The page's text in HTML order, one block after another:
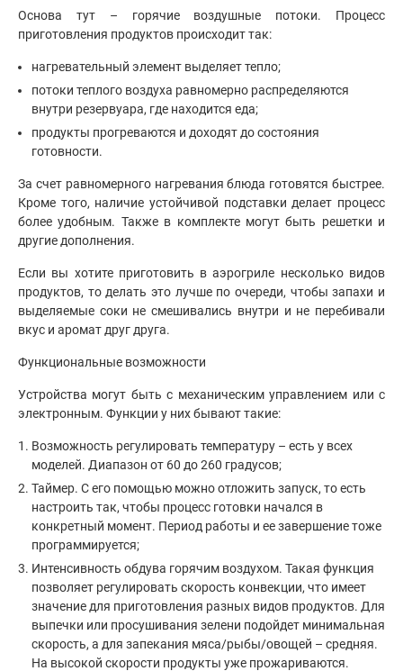
Основа тут – горячие воздушные потоки. Процесс
приготовления продуктов происходит так:
нагревательный элемент выделяет тепло;
потоки теплого воздуха равномерно распределяются
внутри резервуара, где находится еда;
продукты прогреваются и доходят до состояния
готовности.
За счет равномерного нагревания блюда готовятся быстрее.
Кроме того, наличие устойчивой подставки делает процесс
более удобным. Также в комплекте могут быть решетки и
другие дополнения.
Если вы хотите приготовить в аэрогриле несколько видов
продуктов, то делать это лучше по очереди, чтобы запахи и
выделяемые соки не смешивались внутри и не перебивали
вкус и аромат друг друга.
Функциональные возможности
Устройства могут быть с механическим управлением или с
электронным. Функции у них бывают такие:
Возможность регулировать температуру – есть у всех
моделей. Диапазон от 60 до 260 градусов;
Таймер. С его помощью можно отложить запуск, то есть
настроить так, чтобы процесс готовки начался в
конкретный момент. Период работы и ее завершение тоже
программируется;
Интенсивность обдува горячим воздухом. Такая функция
позволяет регулировать скорость конвекции, что имеет
значение для приготовления разных видов продуктов. Для
выпечки или просушивания зелени подойдет минимальная
скорость, а для запекания мяса/рыбы/овощей – средняя.
На высокой скорости продукты уже прожариваются.